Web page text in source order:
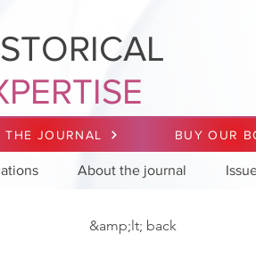
THE JOURNAL BUY OUR
About the journal
&amp;lt; back